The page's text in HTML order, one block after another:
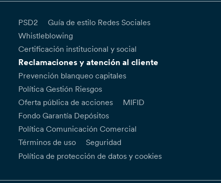
PSD2
Guía de estilo Redes Sociales
Whistleblowing
Certificación institucional y social
Reclamaciones y atención al cliente
Prevención blanqueo capitales
Política Gestión Riesgos
Oferta pública de acciones
MIFID
Fondo Garantía Depósitos
Política Comunicación Comercial
Términos de uso
Seguridad
Política de protección de datos y cookies